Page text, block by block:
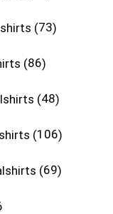
73
86
48
106
69